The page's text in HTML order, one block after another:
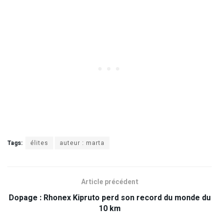
Tags: élites auteur : marta
Article précédent
Dopage : Rhonex Kipruto perd son record du monde du
10 km